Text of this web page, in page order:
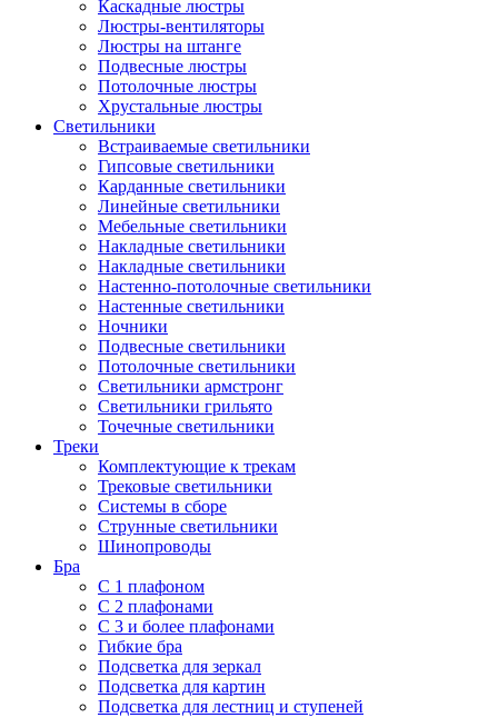
Каскадные люстры
Люстры-вентиляторы
Люстры на штанге
Подвесные люстры
Потолочные люстры
Хрустальные люстры
Светильники
Встраиваемые светильники
Гипсовые светильники
Карданные светильники
Линейные светильники
Мебельные светильники
Накладные светильники
Накладные светильники
Настенно-потолочные светильники
Настенные светильники
Ночники
Подвесные светильники
Потолочные светильники
Светильники армстронг
Светильники грильято
Точечные светильники
Треки
Комплектующие к трекам
Трековые светильники
Системы в сборе
Струнные светильники
Шинопроводы
Бра
С 1 плафоном
С 2 плафонами
С 3 и более плафонами
Гибкие бра
Подсветка для зеркал
Подсветка для картин
Подсветка для лестниц и ступеней